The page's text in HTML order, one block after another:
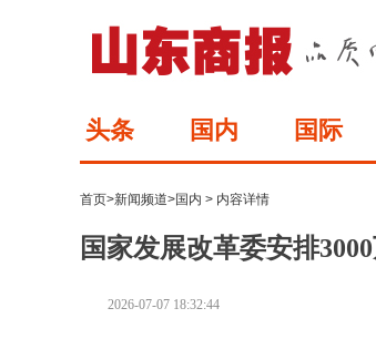
头条 国内 国际
首页>新闻频道>国内 > 内容详情
国家发展改革委安排
2026-07-07 18:32:44